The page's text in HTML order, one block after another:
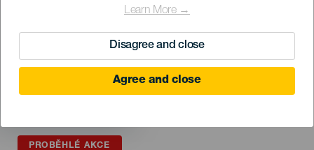
Learn More →
Disagree and close
Agree and close
PROBĚHLÉ AKCE